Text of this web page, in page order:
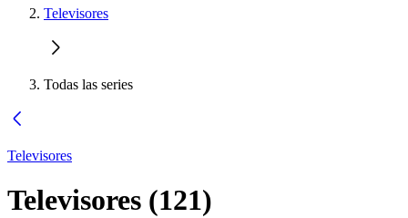
Televisores
Todas las series
Televisores
Televisores (121)